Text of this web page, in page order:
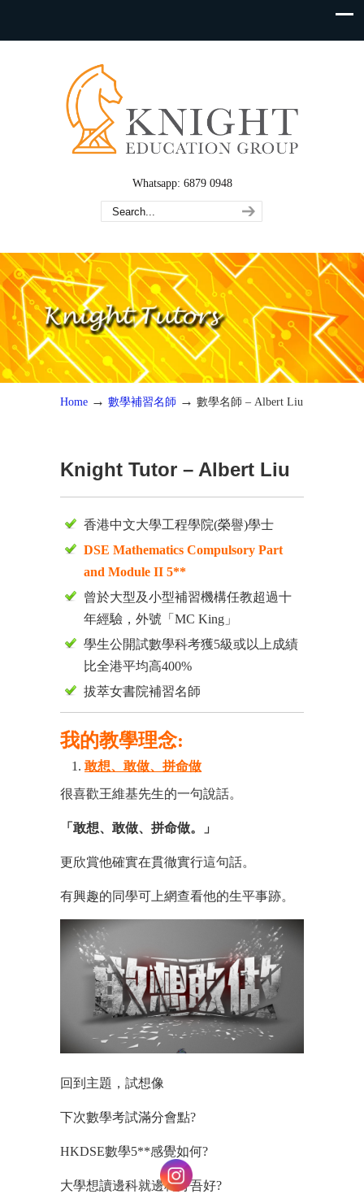
Whatsapp: 6879 0948
Home → 數學補習名師 → 數學名師 – Albert Liu
Knight Tutor – Albert Liu
香港中文大學工程學院(榮譽)學士
DSE Mathematics Compulsory Part
and Module II 5**
曾於大型及小型補習機構任教超過十
年經驗，外號「MC King」
學生公開試數學科考獲5級或以上成績
比全港平均高400%
拔萃女書院補習名師
我的教學理念:
敢想、敢做、拼命做
很喜歡王維基先生的一句說話。
「敢想、敢做、拼命做。」
更欣賞他確實在貫徹實行這句話。
有興趣的同學可上網查看他的生平事跡。
回到主題，試想像
下次數學考試滿分會點?
HKDSE數學5**感覺如何?
大學想讀邊科就邊科好吾好?